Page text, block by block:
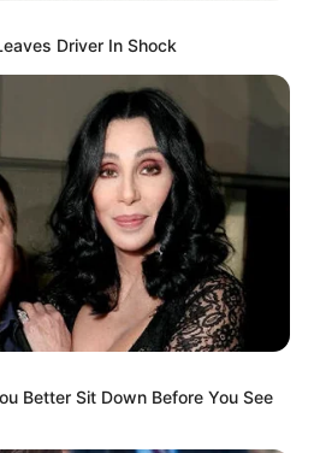
Driver In Shock
Better Sit Down Before You See